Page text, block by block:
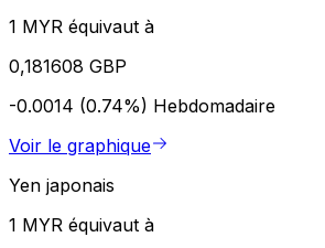
1 MYR équivaut à
0,181608 GBP
-0.0014 (0.74%) Hebdomadaire
Voir le graphique
Yen japonais
1 MYR équivaut à